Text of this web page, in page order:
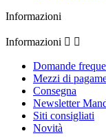
Informazioni
Informazioni  
Domande
Mezzi di
Consegna
Newsletter
Siti consigliati
Novità